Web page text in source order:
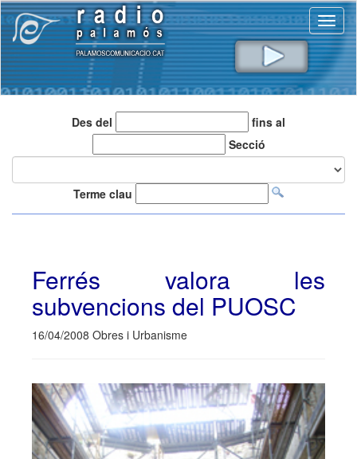
Des del
fins al
Secció
Terme clau
Ferrés valora les
subvencions del PUOSC
16/04/2008 Obres i Urbanisme